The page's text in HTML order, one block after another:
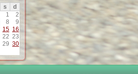
s
d
1
2
8
9
15 16
22 23
29 30